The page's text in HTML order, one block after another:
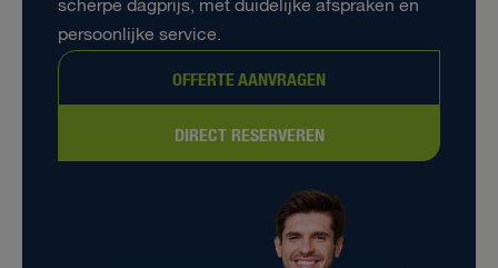
scherpe dagprijs, met duidelijke afspraken en
persoonlijke service.
OFFERTE AANVRAGEN
DIRECT RESERVEREN